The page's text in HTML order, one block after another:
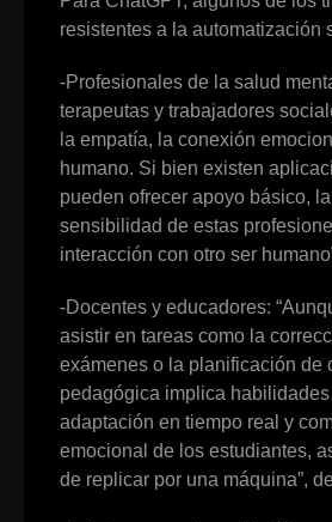
resistentes a la automatización
-Profesionales de la salud
terapeutas y trabajadores
la empatía, la conexión
humano. Si bien existen
pueden ofrecer apoyo básico,
sensibilidad de estas
interacción con otro ser
-Docentes y educadores:
asistir en tareas como la
exámenes o la planificación de
pedagógica implica
adaptación en tiempo real y
emocional de los estudiantes,
de replicar por una máquina”,